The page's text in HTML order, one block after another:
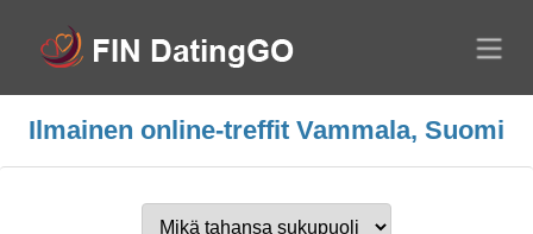
Ilmainen online-treffit Vammala, Suomi